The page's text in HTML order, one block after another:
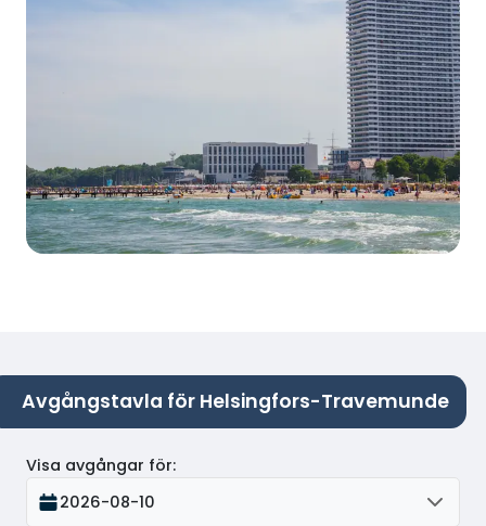
Avgångstavla för Helsingfors-Travemunde
Visa avgångar för:
2026-08-10